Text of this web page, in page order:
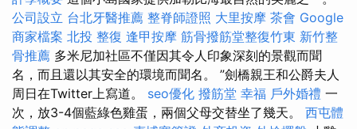
公司設立 台北牙醫推薦 整脊師證照 大里按摩 茶會 Google
商家檔案 北投 整復 逢甲按摩 筋骨撥筋堂整復竹東 新竹整
骨推薦 多米尼加社區不僅因其令人印象深刻的景觀而聞
名，而且還以其安全的環境而聞名。 ”劍橋親王和公爵夫人
周日在Twitter上寫道。 seo優化 撥筋堂 幸福 戶外婚禮 一
次，放3-4個藍綠色雞蛋，兩個父母交替坐了幾天。 西屯體